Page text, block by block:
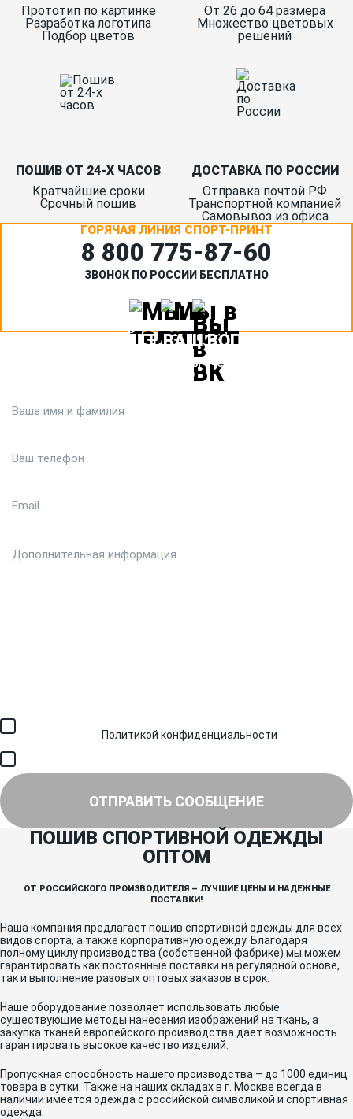
Прототип по картинке
Разработка логотипа
Подбор цветов
От 26 до 64 размера
Множество цветовых
решений
ПОШИВ ОТ 24-Х ЧАСОВ
Кратчайшие сроки
Срочный пошив
ДОСТАВКА ПО РОССИИ
Отправка почтой РФ
Транспортной компанией
Самовывоз из офиса
ГОРЯЧАЯ ЛИНИЯ СПОРТ-ПРИНТ
8 800 775‑87-60
ЗВОНОК ПО РОССИИ БЕСПЛАТНО
ЗАДАЙТЕ ВАШ ВОПРОС
Или кратко опишите ситуацию. Мы очень быстро свяжемся с
вами :)
Политикой конфиденциальности
ОТПРАВИТЬ СООБЩЕНИЕ
ПОШИВ СПОРТИВНОЙ ОДЕЖДЫ
ОПТОМ
ОТ РОССИЙСКОГО ПРОИЗВОДИТЕЛЯ – ЛУЧШИЕ ЦЕНЫ И НАДЕЖНЫЕ
ПОСТАВКИ!
Наша компания предлагает пошив спортивной одежды для всех
видов спорта, а также корпоративную одежду. Благодаря
полному циклу производства (собственной фабрике) мы можем
гарантировать как постоянные поставки на регулярной основе,
так и выполнение разовых оптовых заказов в срок.
Наше оборудование позволяет использовать любые
существующие методы нанесения изображений на ткань, а
закупка тканей европейского производства дает возможность
гарантировать высокое качество изделий.
Пропускная способность нашего производства – до 1000 единиц
товара в сутки. Также на наших складах в г. Москве всегда в
наличии имеется одежда с российской символикой и спортивная
одежда.